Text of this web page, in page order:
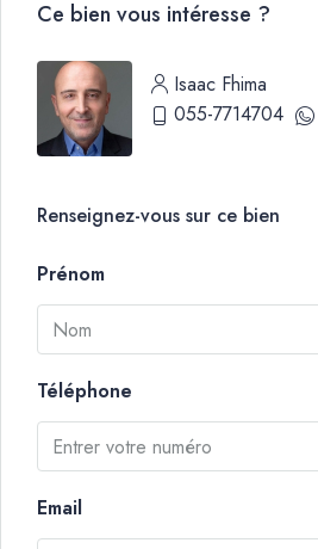
Ce bien vous intéresse ?
Isaac Fhima
055-7714704
Renseignez-vous sur ce bien
Prénom
Téléphone
Email